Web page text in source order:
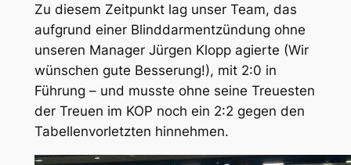
Zu diesem Zeitpunkt lag unser Team, das
aufgrund einer Blinddarmentzündung ohne
unseren Manager Jürgen Klopp agierte (Wir
wünschen gute Besserung!), mit 2:0 in
Führung – und musste ohne seine Treuesten
der Treuen im KOP noch ein 2:2 gegen den
Tabellenvorletzten hinnehmen.